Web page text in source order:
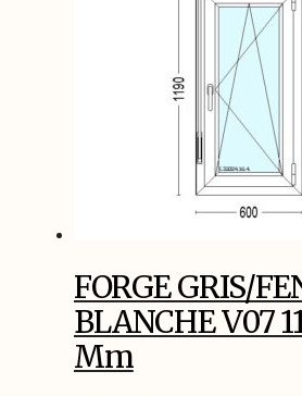
FORGE GRIS/
BLANCHE V07
Mm